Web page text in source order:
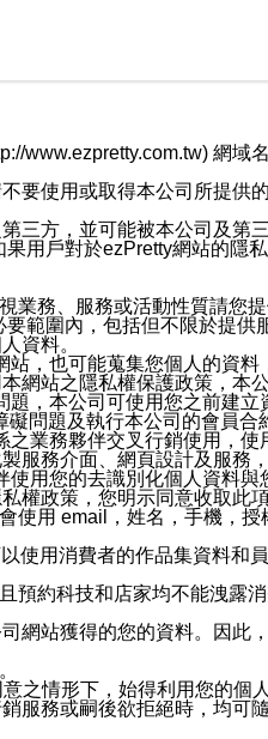
www.ezpretty.com.tw) 網
要使用或取得本公司所提供的
方，並可能被本公司及第
用戶對於ezPretty網站的隱
務、服務或活動性質請您
範圍內，包括但不限於提
資料。
，也可能蒐集您個人的資
站之隱私權保護政策，本
，本公司可使用您之前建
問題及執行本公司的會員合
業務夥伴交叉行銷使用，
務介面、網頁設計及服務
用您的去識別化個人資料
政策，您明示同意收取此
用 email，姓名，手機，
用消費者的作品集資料和
約科技和店家均不能洩露
網站獲得的您的資料。因
情形下，始得利用您的個
服務或嗣後欲拒絕時，均